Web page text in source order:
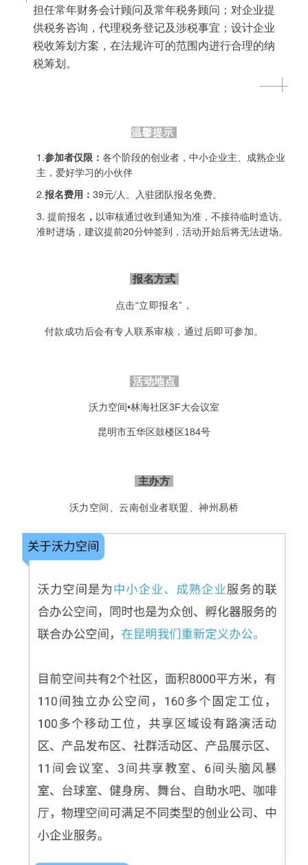
担任常年财务会计顾问及常年税务顾问； 对企业提
供税务咨询，代理税务登记及涉税事宜； 设计企业
税收筹划方案，在法规许可的范围内进行合理的纳
税筹划。
温馨提示
1.参加者仅限： 各个阶段的创业者， 中小企业主、成熟企业
主， 爱好学习的小伙伴
2.报名费用： 39元/人 。入驻团队报名免费。
3. 提前报名 ， 以审核通过收到通知为准，不接待临时造访。
准时进场，建议提前20分钟签到，活动开始后将无法进场。
报名方式
点击“立即报名”，
付款成功后会有专人联系审核，通过后即可参加。
活动地点
沃力空间•林海社区3F大会议室
昆明市五华区鼓楼区184号
主办方
沃力空间、云南创业者联盟、神州易桥